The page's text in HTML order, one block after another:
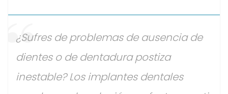
¿Sufres de problemas de ausencia de
dientes o de dentadura postiza
inestable? Los implantes dentales